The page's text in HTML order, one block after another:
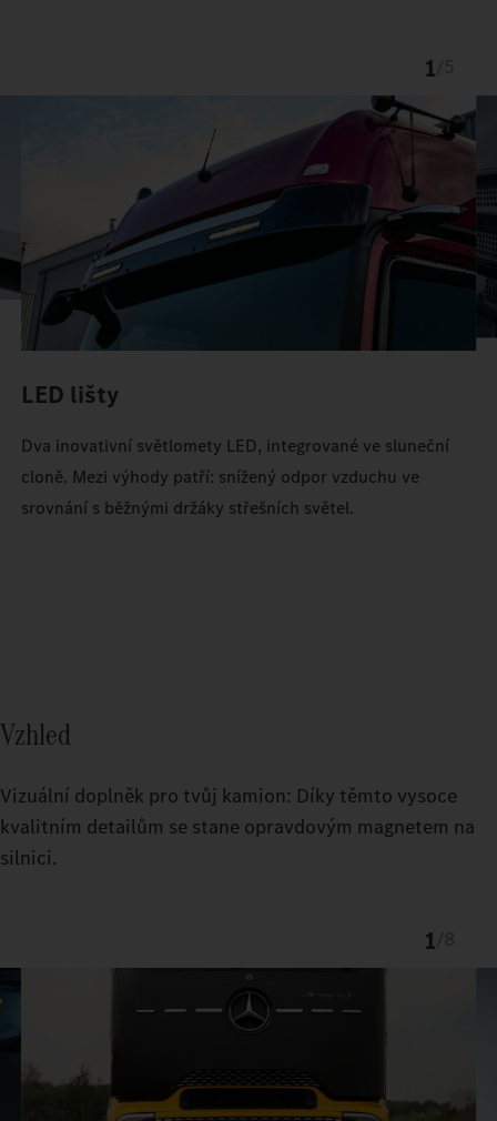
Chromovaná lišta a chromové tečky dávají přední části
Přesně padnoucí TruckLocker zajišťuje více pořádku a úložného
1
LED lišty
Dva inovativní světlomety LED, integrované ve sluneční
cloně. Mezi výhody patří: snížený odpor vzduchu ve
srovnání s běžnými držáky střešních světel.
Vzhled
Vizuální doplněk pro tvůj kamion: Díky těmto vysoce
kvalitním detailům se stane opravdovým magnetem na
silnici.
1